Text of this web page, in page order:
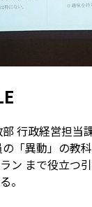
部 行政経営担
「異動」の教
ン まで役立つ
。